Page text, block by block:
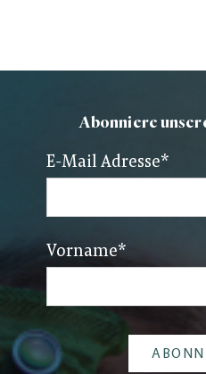
Abonniere
E-Mail Adresse*
Vorname*